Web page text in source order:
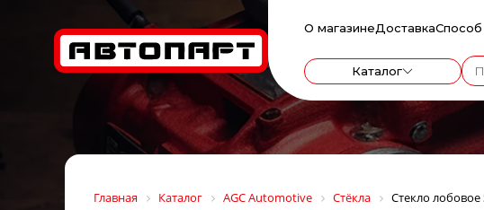
О магазинеДоставкаСпособ
Каталог
Главная Каталог AGC Automotive Стёкла Стекло лобовое